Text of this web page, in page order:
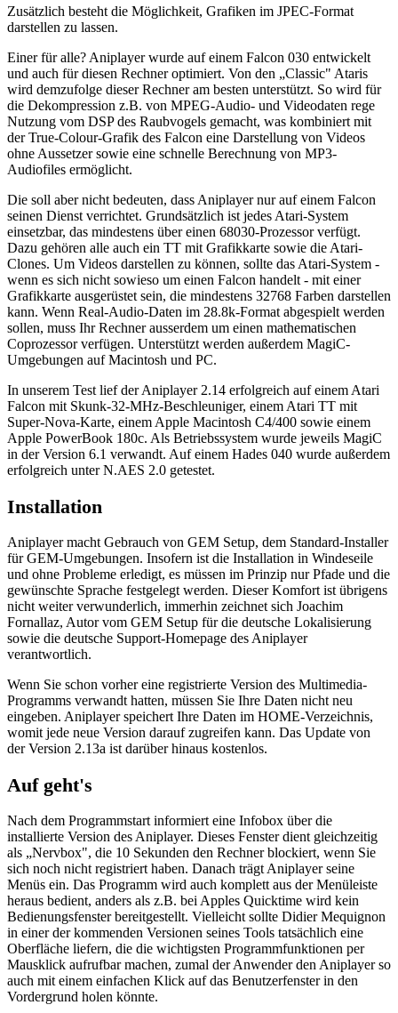
Zusätzlich besteht die Möglichkeit, Grafiken im JPEC-Format
darstellen zu lassen.
Einer für alle? Aniplayer wurde auf einem Falcon 030 entwickelt
und auch für diesen Rechner optimiert. Von den „Classic" Ataris
wird demzufolge dieser Rechner am besten unterstützt. So wird für
die Dekompression z.B. von MPEG-Audio- und Videodaten rege
Nutzung vom DSP des Raubvogels gemacht, was kombiniert mit
der True-Colour-Grafik des Falcon eine Darstellung von Videos
ohne Aussetzer sowie eine schnelle Berechnung von MP3-
Audiofiles ermöglicht.
Die soll aber nicht bedeuten, dass Aniplayer nur auf einem Falcon
seinen Dienst verrichtet. Grundsätzlich ist jedes Atari-System
einsetzbar, das mindestens über einen 68030-Prozessor verfügt.
Dazu gehören alle auch ein TT mit Grafikkarte sowie die Atari-
Clones. Um Videos darstellen zu können, sollte das Atari-System -
wenn es sich nicht sowieso um einen Falcon handelt - mit einer
Grafikkarte ausgerüstet sein, die mindestens 32768 Farben darstellen
kann. Wenn Real-Audio-Daten im 28.8k-Format abgespielt werden
sollen, muss Ihr Rechner ausserdem um einen mathematischen
Coprozessor verfügen. Unterstützt werden außerdem MagiC-
Umgebungen auf Macintosh und PC.
In unserem Test lief der Aniplayer 2.14 erfolgreich auf einem Atari
Falcon mit Skunk-32-MHz-Beschleuniger, einem Atari TT mit
Super-Nova-Karte, einem Apple Macintosh C4/400 sowie einem
Apple PowerBook 180c. Als Betriebssystem wurde jeweils MagiC
in der Version 6.1 verwandt. Auf einem Hades 040 wurde außerdem
erfolgreich unter N.AES 2.0 getestet.
Installation
Aniplayer macht Gebrauch von GEM Setup, dem Standard-Installer
für GEM-Umgebungen. Insofern ist die Installation in Windeseile
und ohne Probleme erledigt, es müssen im Prinzip nur Pfade und die
gewünschte Sprache festgelegt werden. Dieser Komfort ist übrigens
nicht weiter verwunderlich, immerhin zeichnet sich Joachim
Fornallaz, Autor vom GEM Setup für die deutsche Lokalisierung
sowie die deutsche Support-Homepage des Aniplayer
verantwortlich.
Wenn Sie schon vorher eine registrierte Version des Multimedia-
Programms verwandt hatten, müssen Sie Ihre Daten nicht neu
eingeben. Aniplayer speichert Ihre Daten im HOME-Verzeichnis,
womit jede neue Version darauf zugreifen kann. Das Update von
der Version 2.13a ist darüber hinaus kostenlos.
Auf geht's
Nach dem Programmstart informiert eine Infobox über die
installierte Version des Aniplayer. Dieses Fenster dient gleichzeitig
als „Nervbox", die 10 Sekunden den Rechner blockiert, wenn Sie
sich noch nicht registriert haben. Danach trägt Aniplayer seine
Menüs ein. Das Programm wird auch komplett aus der Menüleiste
heraus bedient, anders als z.B. bei Apples Quicktime wird kein
Bedienungsfenster bereitgestellt. Vielleicht sollte Didier Mequignon
in einer der kommenden Versionen seines Tools tatsächlich eine
Oberfläche liefern, die die wichtigsten Programmfunktionen per
Mausklick aufrufbar machen, zumal der Anwender den Aniplayer so
auch mit einem einfachen Klick auf das Benutzerfenster in den
Vordergrund holen könnte.